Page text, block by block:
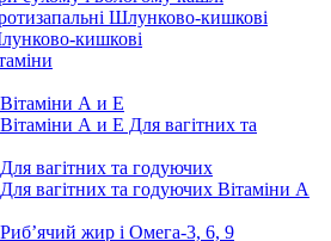
Шлунково-кишкові
кишкові
А и E
А и E Для вагітних та
вагітних та годуючих
вагітних та годуючих Вітаміни А
жир і Омега-3, 6, 9